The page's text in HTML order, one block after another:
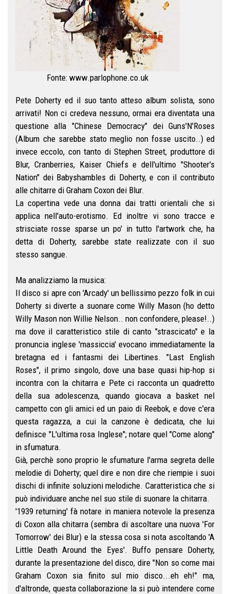
Fonte: www.parlophone.co.uk
Pete Doherty ed il suo tanto atteso album solista, sono
arrivati! Non ci credeva nessuno, ormai era diventata una
questione alla "Chinese Democracy" dei Guns'N'Roses
(Album che sarebbe stato meglio non fosse uscito..) ed
invece eccolo, con tanto di Stephen Street, produttore di
Blur, Cranberries, Kaiser Chiefs e dell'ultimo "Shooter's
Nation" dei Babyshambles di Doherty, e con il contributo
alle chitarre di Graham Coxon dei Blur.
La copertina vede una donna dai tratti orientali che si
applica nell'auto-erotismo. Ed inoltre vi sono tracce e
strisciate rosse sparse un po' in tutto l'artwork che, ha
detta di Doherty, sarebbe state realizzate con il suo
stesso sangue.
Ma analizziamo la musica:
Il disco si apre con 'Arcady' un bellissimo pezzo folk in cui
Doherty si diverte a suonare come Willy Mason (ho detto
Willy Mason non Willie Nelson.. non confondere, please!..)
ma dove il caratteristico stile di canto "strascicato" e la
pronuncia inglese 'massiccia' evocano immediatamente la
bretagna ed i fantasmi dei Libertines. "Last English
Roses", il primo singolo, dove una base quasi hip-hop si
incontra con la chitarra e Pete ci racconta un quadretto
della sua adolescenza, quando giocava a basket nel
campetto con gli amici ed un paio di Reebok, e dove c'era
questa ragazza, a cui la canzone è dedicata, che lui
definisce "L'ultima rosa Inglese"; notare quel "Come along"
in sfumatura.
Già, perchè sono proprio le sfumature l'arma segreta delle
melodie di Doherty; quel dire e non dire che riempie i suoi
dischi di infinite soluzioni melodiche. Caratteristica che si
può individuare anche nel suo stile di suonare la chitarra.
'1939 returning' fà notare in maniera notevole la presenza
di Coxon alla chitarra (sembra di ascoltare una nuova 'For
Tomorrow' dei Blur) e la stessa cosa si nota ascoltando 'A
Little Death Around the Eyes'. Buffo pensare Doherty,
durante la presentazione del disco, dire "Non so come mai
Graham Coxon sia finito sul mio disco...eh eh!" ma,
d'altronde, questa collaborazione la si può intendere come